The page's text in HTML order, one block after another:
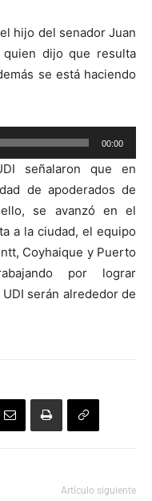
hijo del senador Juan
quien dijo que resulta
se está haciendo
00:00
señalaron que en
de apoderados de
se avanzó en el
a la ciudad, el equipo
Coyhaique y Puerto
por lograr
serán alrededor de
Artículo siguiente